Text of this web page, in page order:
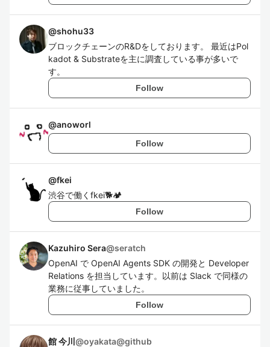
@shohu33
ブロックチェーンのR&Dをしております。 最近はPol
kadot & Substrateを主に調査している事が多いで
す。
Follow
@anoworl
Follow
@fkei
渋谷で働くfkei🐕🏕
Follow
Kazuhiro Sera@seratch
OpenAI で OpenAI Agents SDK の開発と Developer
Relations を担当しています。以前は Slack で同様の
業務に従事していました。
Follow
館 今川 @oyakata@github